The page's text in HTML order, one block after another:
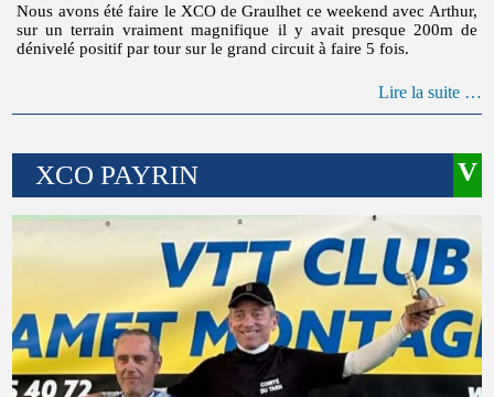
Nous avons été faire le XCO de Graulhet ce weekend avec Arthur,
sur un terrain vraiment magnifique il y avait presque 200m de
dénivelé positif par tour sur le grand circuit à faire 5 fois.
Lire la suite …
XCO PAYRIN